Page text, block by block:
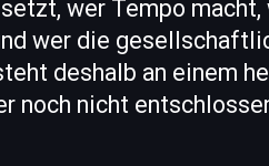
wer Tempo
wer die
deshalb an einem
noch nicht